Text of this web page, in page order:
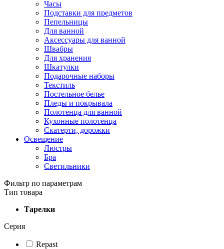
Часы
Подставки для предметов
Пепельницы
Для ванной
Аксессуары для ванной
Швабры
Для хранения
Шкатулки
Подарочные наборы
Текстиль
Постельное белье
Пледы и покрывала
Полотенца для ванной
Кухонные полотенца
Скатерти, дорожки
Освещение
Люстры
Бра
Светильники
Фильтр по параметрам
Тип товара
Тарелки
Серия
Repast